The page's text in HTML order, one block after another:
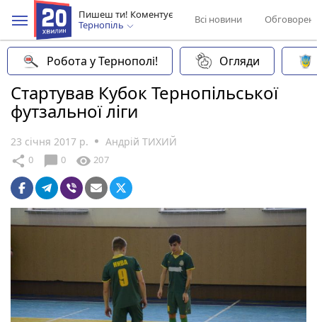
Пишеш ти! Коментує
Тернопіль
Всі новини
Робота у Тернополі! Огляди
Стартував Кубок Тернопільської
футзальної ліги
23 січня 2017 р. Андрій ТИХИЙ
share 0 chat_bubble 0 visibility 207